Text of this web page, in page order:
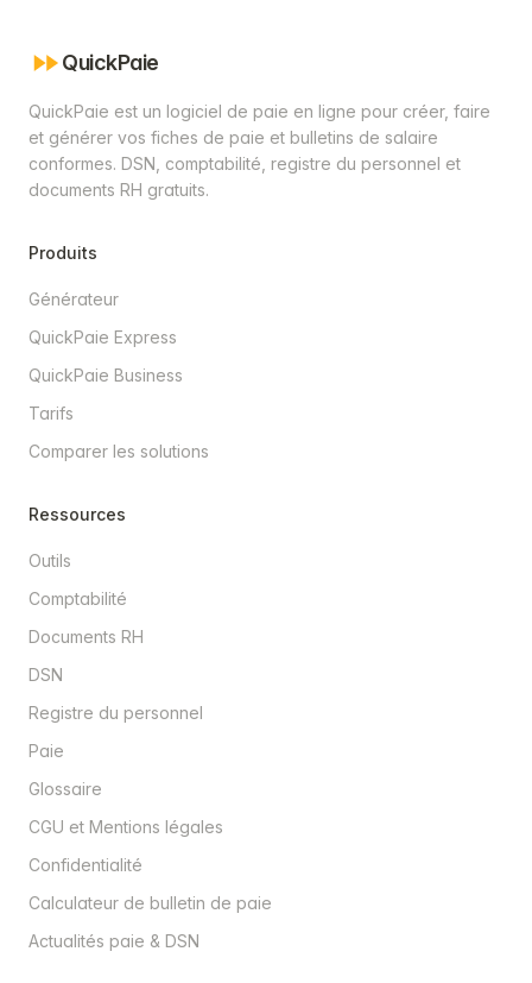
QuickPaie
QuickPaie est un logiciel de paie en ligne pour créer, faire
et générer vos fiches de paie et bulletins de salaire
conformes. DSN, comptabilité, registre du personnel et
documents RH gratuits.
Produits
Générateur
QuickPaie Express
QuickPaie Business
Tarifs
Comparer les solutions
Ressources
Outils
Comptabilité
Documents RH
DSN
Registre du personnel
Paie
Glossaire
CGU et Mentions légales
Confidentialité
Calculateur de bulletin de paie
Actualités paie & DSN